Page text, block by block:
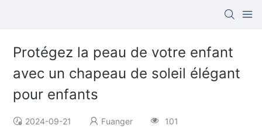
Protégez la peau de votre enfant
avec un chapeau de soleil élégant
pour enfants
2024-09-21 Fuanger 101